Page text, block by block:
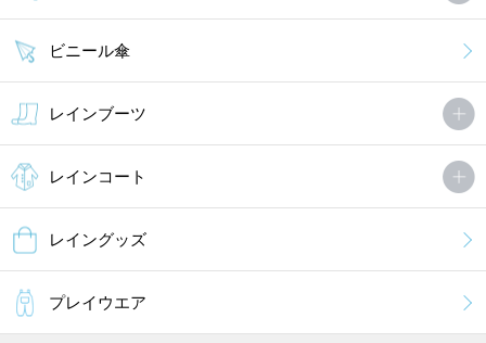
ビニール傘
レインブーツ
レインコート
レイングッズ
プレイウエア